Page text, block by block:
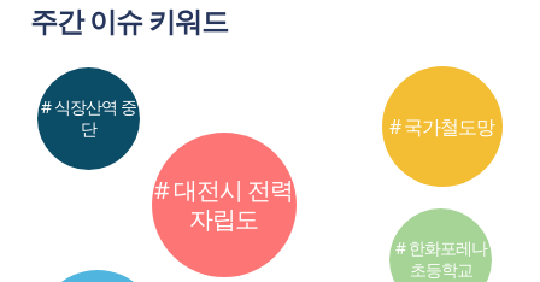
주간 이슈 키워드
# 대전시 전력
자립도
# 국가철도망
# 식장산역 중
단
# 한화포레나
초등학교